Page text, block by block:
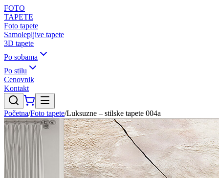
FOTO
TAPETE
Foto tapete
Samolepljive tapete
3D tapete
Po sobama
Po stilu
Cenovnik
Kontakt
Početna/Foto tapete/Luksuzne – stilske tapete 004a